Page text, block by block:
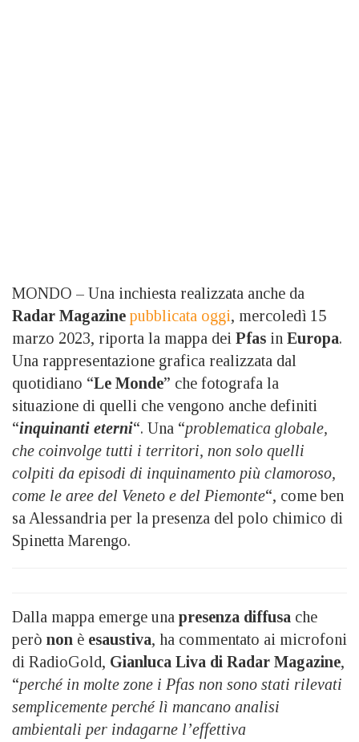
MONDO – Una inchiesta realizzata anche da
Radar Magazine pubblicata oggi, mercoledì 15
marzo 2023, riporta la mappa dei Pfas in Europa.
Una rappresentazione grafica realizzata dal
quotidiano “Le Monde” che fotografa la
situazione di quelli che vengono anche definiti
“inquinanti eterni“. Una “problematica globale,
che coinvolge tutti i territori, non solo quelli
colpiti da episodi di inquinamento più clamoroso,
come le aree del Veneto e del Piemonte“, come ben
sa Alessandria per la presenza del polo chimico di
Spinetta Marengo.
Dalla mappa emerge una presenza diffusa che
però non è esaustiva, ha commentato ai microfoni
di RadioGold, Gianluca Liva di Radar Magazine,
“perché in molte zone i Pfas non sono stati rilevati
semplicemente perché lì mancano analisi
ambientali per indagarne l’effettiva